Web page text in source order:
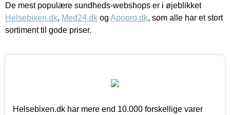
De mest populære sundheds-webshops er i øjeblikket
Helsebixen.dk, Med24.dk og Apopro.dk, som alle har et stort
sortiment til gode priser.
Helsebixen.dk har mere end 10.000 forskellige varer